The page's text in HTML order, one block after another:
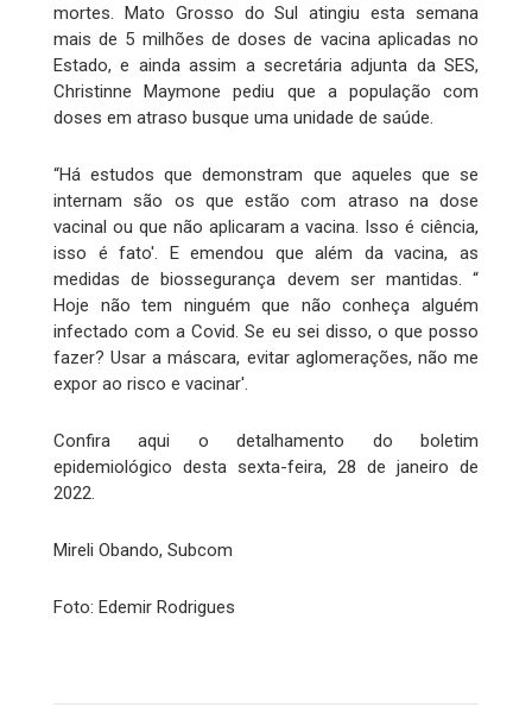
mortes. Mato Grosso do Sul atingiu esta semana
mais de 5 milhões de doses de vacina aplicadas no
Estado, e ainda assim a secretária adjunta da SES,
Christinne Maymone pediu que a população com
doses em atraso busque uma unidade de saúde.
“Há estudos que demonstram que aqueles que se
internam são os que estão com atraso na dose
vacinal ou que não aplicaram a vacina. Isso é ciência,
isso é fato'. E emendou que além da vacina, as
medidas de biossegurança devem ser mantidas. “
Hoje não tem ninguém que não conheça alguém
infectado com a Covid. Se eu sei disso, o que posso
fazer? Usar a máscara, evitar aglomerações, não me
expor ao risco e vacinar'.
Confira aqui o detalhamento do boletim
epidemiológico desta sexta-feira, 28 de janeiro de
2022.
Mireli Obando, Subcom
Foto: Edemir Rodrigues